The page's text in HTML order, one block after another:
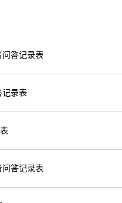
答记录表
录表
答记录表